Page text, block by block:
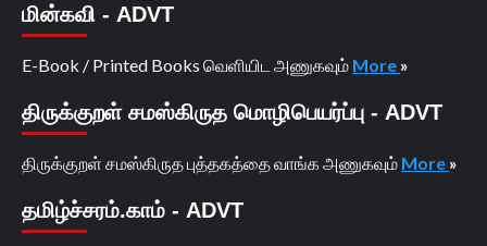
மின்கவி - ADVT
E-Book / Printed Books வெளியிட அணுகவும் More »
திருக்குறள் சமஸ்கிருத மொழிபெயர்ப்பு - ADVT
திருக்குறள் சமஸ்கிருத புத்தகத்தை வாங்க அணுகவும் More »
தமிழ்ச்சரம்.காம் - ADVT